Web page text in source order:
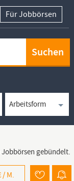
Für Jobbörsen
gebündelt.
/ M.